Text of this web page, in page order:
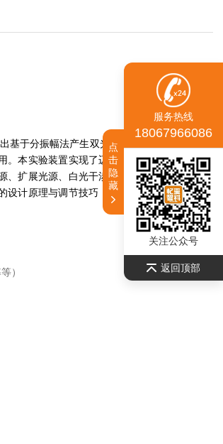
基于分振幅法产生双光束干涉的迈克尔逊干
。本实验装置实现了迈克尔逊干涉仪的设计
、扩展光源、白光干涉、干涉可见度、转换
设计原理与调节技巧，分析各种干涉图样，
）
服务热线
18067966086
关注公众号
返回顶部
点
击
隐
藏